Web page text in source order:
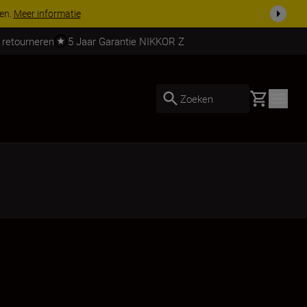
compleetKoop nu
5 Jaar Garantie NIKKOR Z
Zoeken Basket